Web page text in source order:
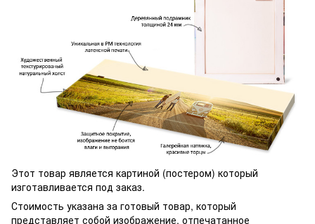
Этот товар является картиной (постером) который
изготавливается под заказ.
Стоимость указана за готовый товар, который
представляет собой изображение, отпечатанное